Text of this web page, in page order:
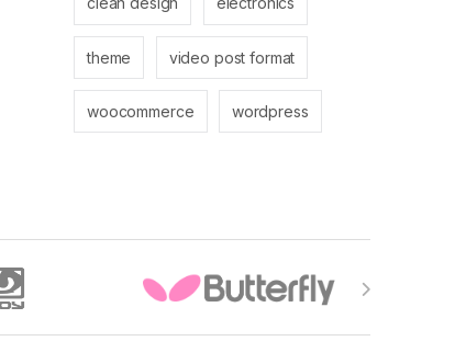
theme video post format
woocommerce wordpress